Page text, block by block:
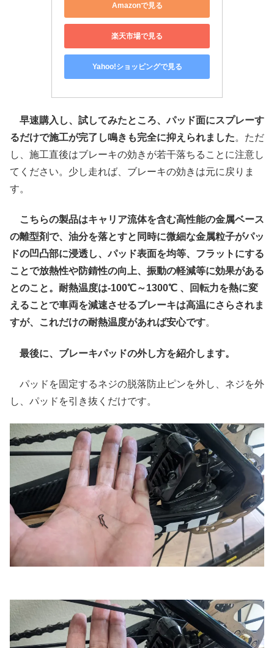
Amazonで見る
楽天市場で見る
Yahoo!ショッピングで見る
早速購入し、試してみたところ、パッド面にスプレーす
るだけで施工が完了し鳴きも完全に抑えられました。ただ
し、施工直後はブレーキの効きが若干落ちることに注意し
てください。少し走れば、ブレーキの効きは元に戻りま
す。
こちらの製品はキャリア流体を含む高性能の金属ベース
の離型剤で、油分を落とすと同時に微細な金属粒子がパッ
ドの凹凸部に浸透し、パッド表面を均等、フラットにする
ことで放熱性や防錆性の向上、振動の軽減等に効果がある
とのこと。耐熱温度は-100℃～1300℃ 、回転力を熱に変
えることで車両を減速させるブレーキは高温にさらされま
すが、これだけの耐熱温度があれば安心です。
最後に、ブレーキパッドの外し方を紹介します。
パッドを固定するネジの脱落防止ピンを外し、ネジを外
し、パッドを引き抜くだけです。